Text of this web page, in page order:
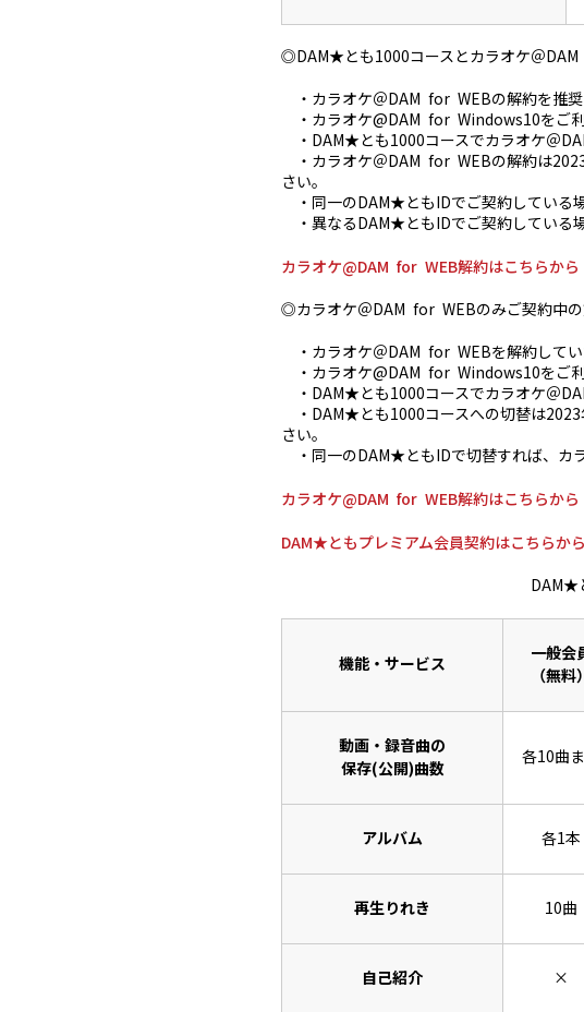
◎DAM★とも1000コースとカラオケ＠
・カラオケ＠DAM for WEBの解約を推奨
・カラオケ@DAM for Windows10をご利
・DAM★とも1000コースでカラオケ＠
・カラオケ＠DAM for WEBの解約は
さい。
・同一のDAM★ともIDでご契約している
・異なるDAM★ともIDでご契約している
カラオケ@DAM for WEB解約はこちらから
◎カラオケ＠DAM for WEBのみご契約中
・カラオケ＠DAM for WEBを解約してい
・カラオケ@DAM for Windows10をご利
・DAM★とも1000コースでカラオケ＠
・DAM★とも1000コースへの切替は2023
さい。
・同一のDAM★ともIDで切替すれば、カ
カラオケ@DAM for WEB解約はこちらから
DAM★ともプレミアム会員契約はこちらか
DAM★
機能・サービス
一般会
（無料）
動画・録音曲の
保存(公開)曲数
各10曲
アルバム 各1本
再生りれき 10曲
自己紹介 ×